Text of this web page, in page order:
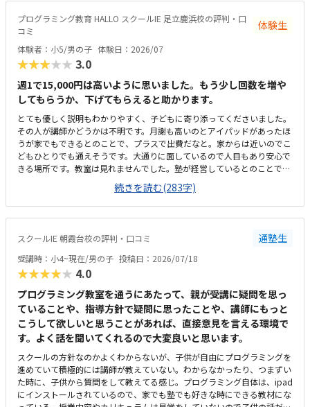
おらず、自転車置場もあるため通いやすいと思うただ、看板としては同教
室内で行われている【個別指導スクールIE】の表記しか見受けられず、
【HALLO】の教室が別にあるのか少し迷ってしまった。教室内の色調も明
るく、居心地はいいと感じた。ただ、同一の教室内で教科学習の個別指導
も行われているため、未就学児のプログラミング指導の声が、他の子の学
く適正だと感じた。4月のキャンペーンで入会費無料という説明もあり、
体験時に入会を決めた
プログラミング教育 HALLO スクールIE 足立鹿浜校の評判・口
コミ
体験生
体験者：小5/男の子 体験日：2026/07
★★★★★ 3.0
週1で15,000円は高いように思いました。もう少し回数を増や
してもらうか、下げてもらえると助かります。
とても優しく説明もわかりやすく、子どもに寄り添ってくださいました。
その人が講師かどうかは不明です。月謝も高いのとアイパッドがあったほ
うが家でもできるとのことで、プラスで出費だなと。家からは近いのでこ
どもひとりでも通えそうです。大通りに面しているので人目もあり安心で
きる場所です。教室は見れませんでした。塾が経営しているとのことで塾
の方の教室は少し覗けました。建物自体が古い感じでした。週1で15,000
円は高いように思いました。もう少し回数を増やしてもらうか、下げても
らえると助かります。説明してくれた方はとても説明がわかりやすく、こ
どもに寄り添ってくださいました。
続きを読む(283字)
スクールIE 朝霞台校の評判・口コミ 通塾生
受講時：小4~現在/男の子 投稿日：2026/07/18
★★★★★ 4.0
プログラミング教室を通うにあたって、親が受講に疑問を思っ
ていることや、指導方針で疑問に思ったことや、講師にもっと
こうして欲しいと思うことがあれば、直接意見を言える環境で
す。よく話を聞いてくれるので大変良いと思います。
スクールの方針なのかよくわからないが、子供が自由にプログラミングを
進めていて積極的には講師が教えていない。わからなかったり、つまずい
た時に、子供から質問をして教えてる感じ。プログラミング自体は、ipad
にインストールされているので、家でも塾でも好きな時にできる教材にな